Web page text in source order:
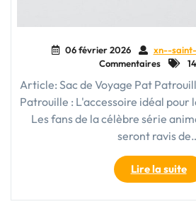
06 février 2026 xn--
Commentaires
Article: Sac de Voyage Pat
Patrouille : L'accessoire idéal
Les fans de la célèbre série
seront ravis
Lire la suite"Le